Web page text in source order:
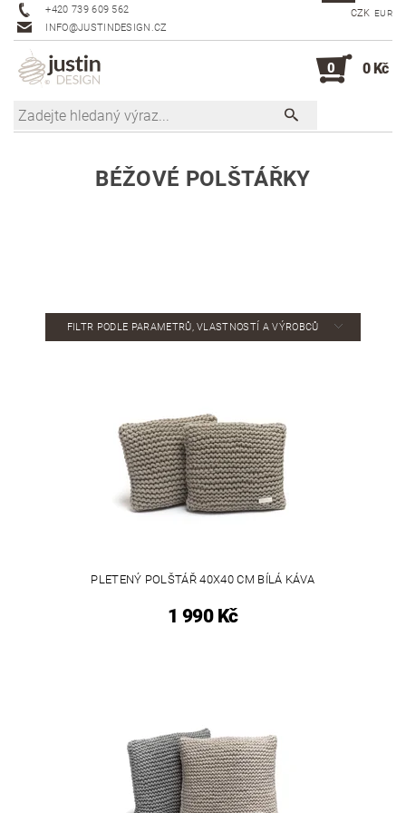
+420 739 609 562
INFO@JUSTINDESIGN.CZ
CZK EUR
0 0 Kč
BÉŽOVÉ POLŠTÁŘKY
FILTR PODLE PARAMETRŮ, VLASTNOSTÍ A VÝROBCŮ
PLETENÝ POLŠTÁŘ 40X40 CM BÍLÁ KÁVA
1 990 Kč